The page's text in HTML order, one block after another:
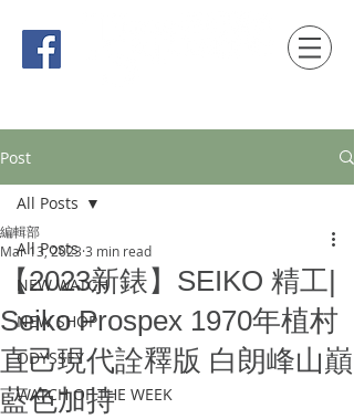
Post
All Posts
NEW WATCH
NEW SHOP
ODYSSEY
WATCH OF THE WEEK
All Posts
【2023新錶】SEIKO 精工|
Seiko Prospex 1970年植村
直己現代詮釋版 白朗峰山巔
藍色加持
編輯部
Mar 13, 2023 3 min read